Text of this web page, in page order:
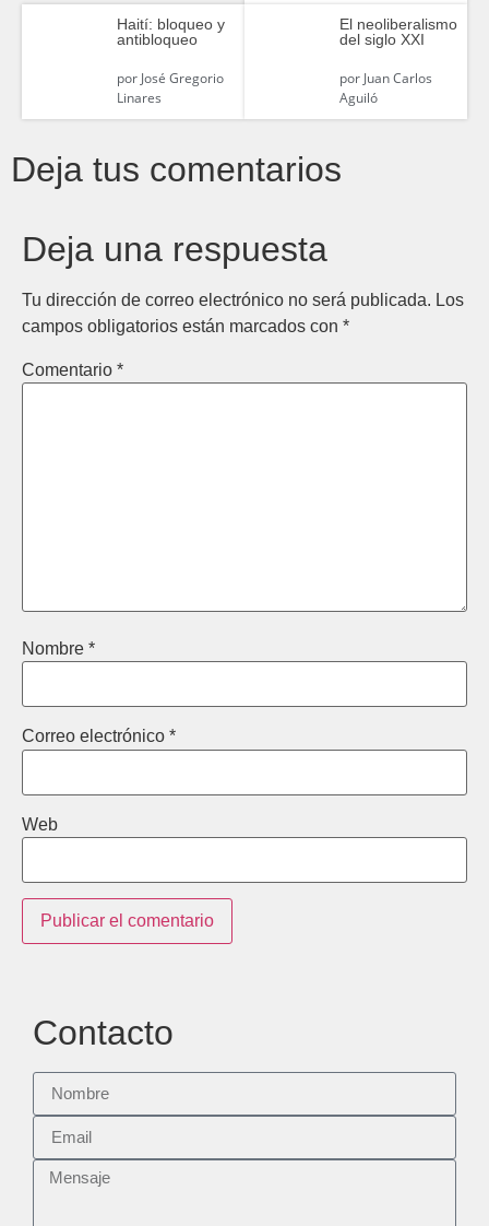
Haití: bloqueo y
antibloqueo
porJosé Gregorio
Linares
El neoliberalismo
del siglo XXI
porJuan Carlos
Aguiló
Deja tus comentarios
Deja una respuesta
Tu dirección de correo electrónico no será publicada. Los
campos obligatorios están marcados con *
Comentario *
Nombre *
Correo electrónico *
Web
Contacto